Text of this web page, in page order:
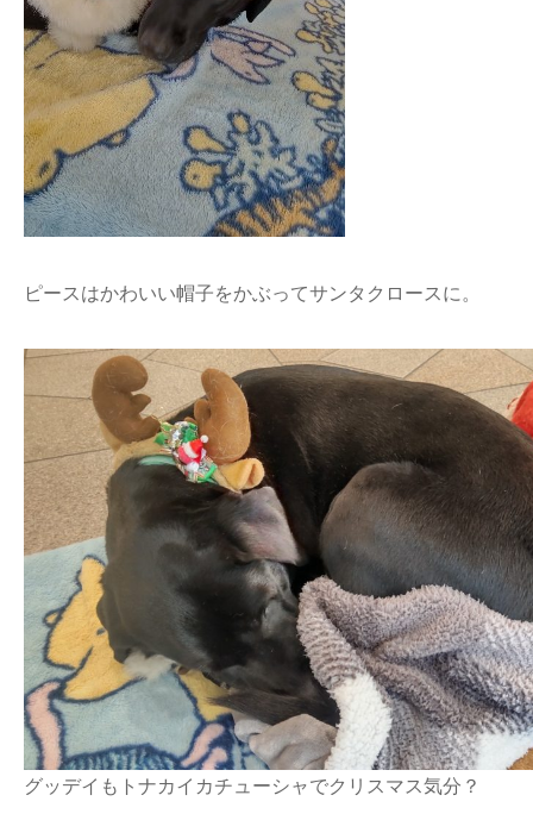
ピースはかわいい帽子をかぶってサンタクロースに。
グッデイもトナカイカチューシャでクリスマス気分？